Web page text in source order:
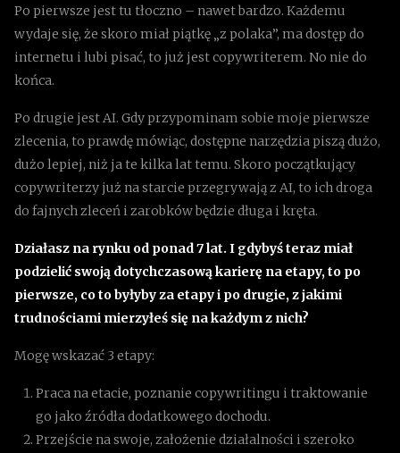
Po pierwsze jest tu tłoczno – nawet bardzo. Każdemu
wydaje się, że skoro miał piątkę „z polaka”, ma dostęp do
internetu i lubi pisać, to już jest copywriterem. No nie do
końca.
Po drugie jest AI. Gdy przypominam sobie moje pierwsze
zlecenia, to prawdę mówiąc, dostępne narzędzia piszą dużo,
dużo lepiej, niż ja te kilka lat temu. Skoro początkujący
copywriterzy już na starcie przegrywają z AI, to ich droga
do fajnych zleceń i zarobków będzie długa i kręta.
Działasz na rynku od ponad 7 lat. I gdybyś teraz miał
podzielić swoją dotychczasową karierę na etapy, to po
pierwsze, co to byłyby za etapy i po drugie, z jakimi
trudnościami mierzyłeś się na każdym z nich?
Mogę wskazać 3 etapy:
Praca na etacie, poznanie copywritingu i traktowanie
go jako źródła dodatkowego dochodu.
Przejście na swoje, założenie działalności i szeroko